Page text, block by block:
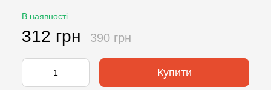
В наявності
312 грн 390 грн
Купити